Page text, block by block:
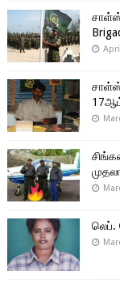
சாள்ஸ்
லெப்.